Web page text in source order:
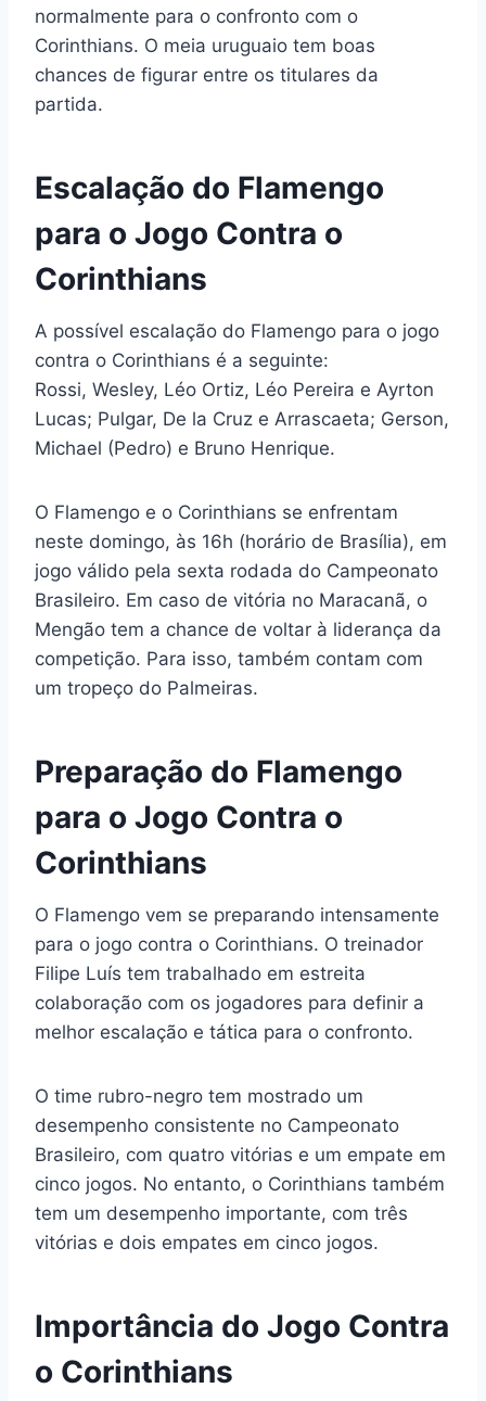
normalmente para o confronto com o
Corinthians. O meia uruguaio tem boas
chances de figurar entre os titulares da
partida.
Escalação do Flamengo
para o Jogo Contra o
Corinthians
A possível escalação do Flamengo para o jogo
contra o Corinthians é a seguinte:
Rossi, Wesley, Léo Ortiz, Léo Pereira e Ayrton
Lucas; Pulgar, De la Cruz e Arrascaeta; Gerson,
Michael (Pedro) e Bruno Henrique.
O Flamengo e o Corinthians se enfrentam
neste domingo, às 16h (horário de Brasília), em
jogo válido pela sexta rodada do Campeonato
Brasileiro. Em caso de vitória no Maracanã, o
Mengão tem a chance de voltar à liderança da
competição. Para isso, também contam com
um tropeço do Palmeiras.
Preparação do Flamengo
para o Jogo Contra o
Corinthians
O Flamengo vem se preparando intensamente
para o jogo contra o Corinthians. O treinador
Filipe Luís tem trabalhado em estreita
colaboração com os jogadores para definir a
melhor escalação e tática para o confronto.
O time rubro-negro tem mostrado um
desempenho consistente no Campeonato
Brasileiro, com quatro vitórias e um empate em
cinco jogos. No entanto, o Corinthians também
tem um desempenho importante, com três
vitórias e dois empates em cinco jogos.
Importância do Jogo Contra
o Corinthians